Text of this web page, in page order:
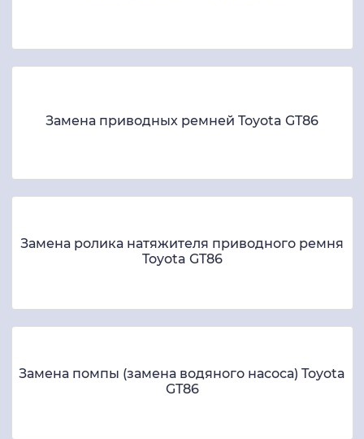
Замена приводных ремней Toyota GT86
Замена ролика натяжителя приводного ремня
Toyota GT86
Замена помпы (замена водяного насоса) Toyota
GT86